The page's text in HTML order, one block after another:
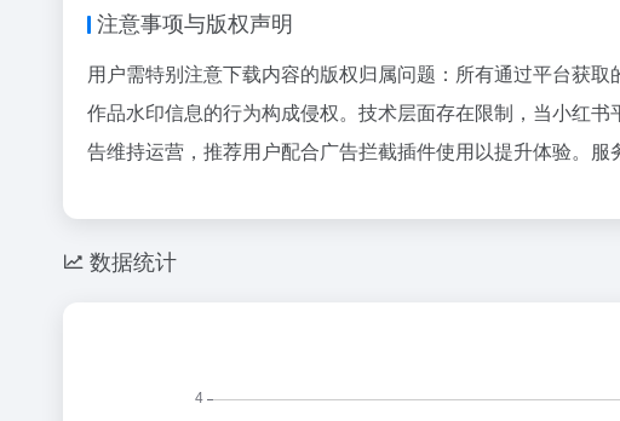
注意事项与版权声明
用户需特别注意下载内容的版权归属问题：所有通过平台获
作品水印信息的行为构成侵权。技术层面存在限制，当小红
告维持运营，推荐用户配合广告拦截插件使用以提升体验。服
数据统计